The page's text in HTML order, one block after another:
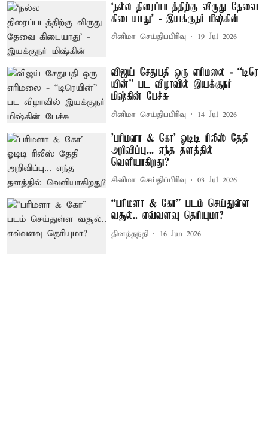
‘நல்ல திரைப்படத்திற்கு விருது தேவை
கிடையாது’ - இயக்குநர் மிஷ்கின்
சினிமா செய்திப்பிரிவு 19 Jul 2026
விஜய் சேதுபதி ஒரு எரிமலை - “டிரெ​
யின்” பட விழாவில் இயக்குநர்
மிஷ்கின் பேச்சு
சினிமா செய்திப்பிரிவு 14 Jul 2026
'பரிமளா & கோ' ஓடிடி ரிலீஸ் தேதி
அறிவிப்பு... எந்த தளத்தில்
வெளியாகிறது?
சினிமா செய்திப்பிரிவு 03 Jul 2026
“பரிமளா & கோ” படம் செய்துள்ள
வசூல்.. எவ்வளவு தெரியுமா?
தினத்தந்தி 16 Jun 2026